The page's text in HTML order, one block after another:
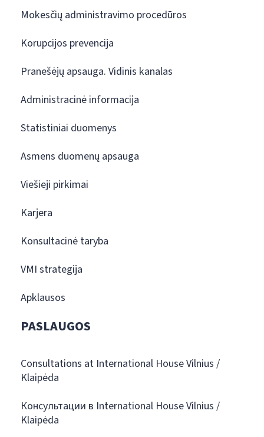
Mokesčių administravimo procedūros
Korupcijos prevencija
Pranešėjų apsauga. Vidinis kanalas
Administracinė informacija
Statistiniai duomenys
Asmens duomenų apsauga
Viešieji pirkimai
Karjera
Konsultacinė taryba
VMI strategija
Apklausos
PASLAUGOS
Consultations at International House Vilnius /
Klaipėda
Консультации в International House Vilnius /
Klaipėda